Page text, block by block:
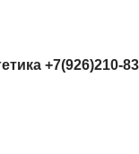
+7(926)210-